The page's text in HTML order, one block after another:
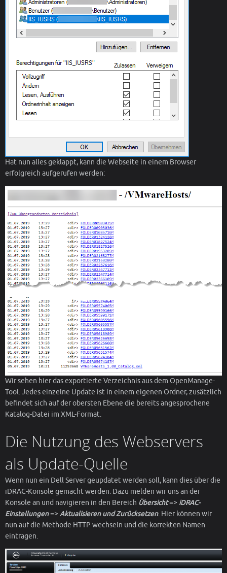
Hat nun alles geklappt, kann die Webseite in einem Browser
erfolgreich aufgerufen werden:
Wir sehen hier das exportierte Verzeichnis aus dem OpenManage-
Tool. Jedes einzelne Update ist in einem eigenen Ordner, zusätzlich
befindet sich auf der obersten Ebene die bereits angesprochene
Katalog-Datei im XML-Format.
Die Nutzung des Webservers
als Update-Quelle
Wenn nun ein Dell Server geupdatet werden soll, kann dies über die
iDRAC-Konsole gemacht werden. Dazu melden wir uns an der
Konsole an und navigieren in den Bereich Übersicht=> iDRAC-
Einstellungen=> Aktualisieren und Zurücksetzen. Hier können wir
nun auf die Methode HTTP wechseln und die korrekten Namen
eintragen.